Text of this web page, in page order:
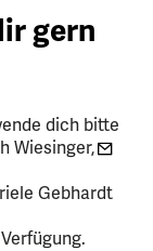
gern
dich bitte
Wiesinger,
Gebhardt